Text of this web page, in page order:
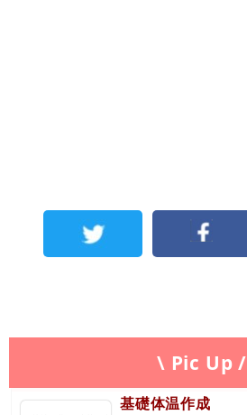
\ Pic Up /
基礎体温作成